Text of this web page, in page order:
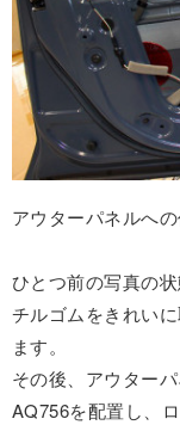
アウターパネルへ
ひとつ前の写真の
チルゴムをきれい
ます。
その後、アウター
AQ756を配置し、